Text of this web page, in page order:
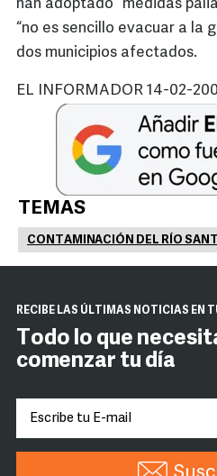
han adoptado “medidas
“no es sencillo evacuar a la
dos municipios afectados.
EL INFORMADOR 14-02-
TEMAS
CONTAMINACIÓN DEL RÍO
RECIBE LAS ÚLTIMAS NOTICIAS EN
Todo lo que
comenzar tu día